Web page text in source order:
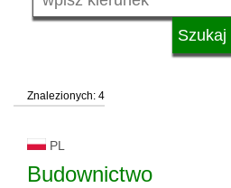
typ uczelni
status uczelni
Znalezionych: 4
PL
Budownictwo